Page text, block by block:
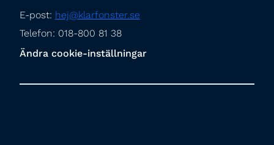
E-post: hej@klarfonster.se
Telefon: 018-800 81 38
Ändra cookie-inställningar